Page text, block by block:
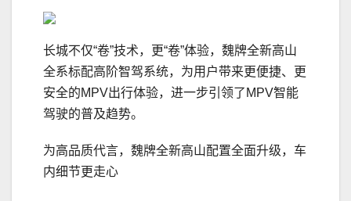
长城不仅“卷”技术，更“卷”体验，魏牌全新高山
全系标配高阶智驾系统，为用户带来更便捷、更
安全的MPV出行体验，进一步引领了MPV智能
驾驶的普及趋势。
为高品质代言，魏牌全新高山配置全面升级，车
内细节更走心